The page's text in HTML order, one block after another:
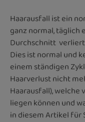
Haarausfall ist ein
ganz normal, täglich
Durchschnitt verliert
Dies ist normal und
einem ständigen
Haarverlust nicht
Haarausfall), welche
liegen können und
in diesem Artikel für